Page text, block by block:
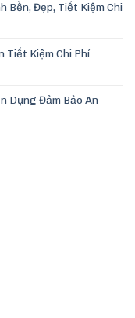
Bền, Đẹp, Tiết Kiệm Chi
Tiết Kiệm Chi Phí
Dụng Đảm Bảo An